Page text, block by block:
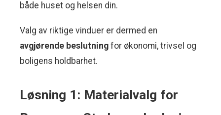
både huset og helsen din.
Valg av riktige vinduer er dermed en
avgjørende beslutning for økonomi, trivsel og
boligens holdbarhet.
Løsning 1: Materialvalg for